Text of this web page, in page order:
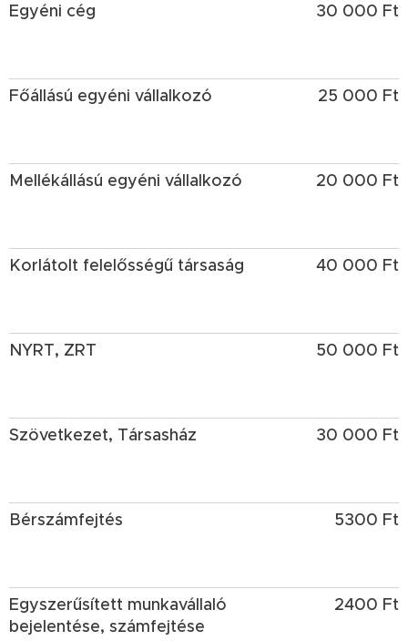
Egyéni cég 30 000 Ft
Főállású egyéni vállalkozó 25 000 Ft
Mellékállású egyéni vállalkozó 20 000 Ft
Korlátolt felelősségű társaság 40 000 Ft
NYRT, ZRT 50 000 Ft
Szövetkezet, Társasház 30 000 Ft
Bérszámfejtés 5300 Ft
Egyszerűsített munkavállaló
bejelentése, számfejtése
2400 Ft